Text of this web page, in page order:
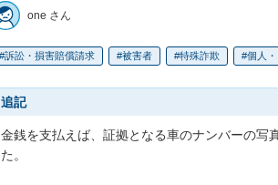
one さん
訴訟・損害賠償請求 被害者 特殊詐欺 個人
追記
金銭を支払えば、証拠となる車のナンバーの写
た。